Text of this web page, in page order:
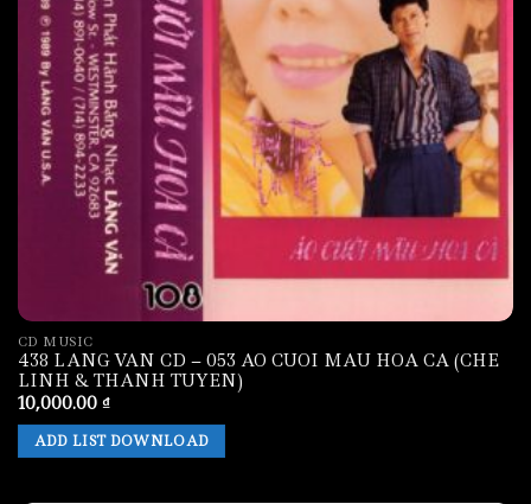
CD MUSIC
438 LANG VAN CD – 053 AO CUOI MAU HOA CA (CHE
LINH & THANH TUYEN)
10,000.00 ₫
ADD LIST DOWNLOAD